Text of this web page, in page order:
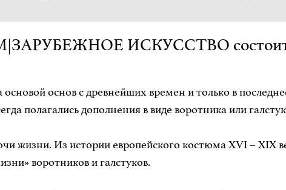
ИСКУССТВО
основ с древнейших времен и только в
полагались дополнения в виде воротника или
жизни. Из истории европейского костюма XVI – XIX
воротников и галстуков.